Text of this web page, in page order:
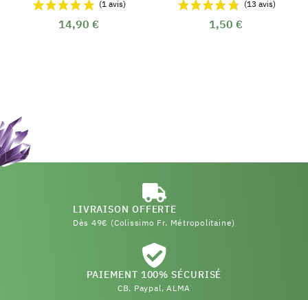
14,90 € 1,50 €
LIVRAISON OFFERTE
Dès 49€ (Colissimo Fr. Métropolitaine)
PAIEMENT 100% SÉCURISÉ
CB, Paypal, ALMA